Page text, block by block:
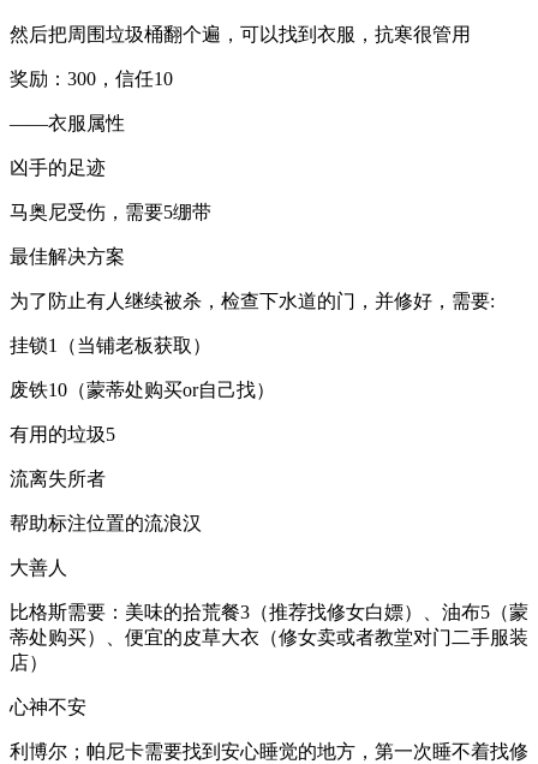
然后把周围垃圾桶翻个遍，可以找到衣服，抗寒很管用
奖励：300，信任10
——衣服属性
凶手的足迹
马奥尼受伤，需要5绷带
最佳解决方案
为了防止有人继续被杀，检查下水道的门，并修好，需要:
挂锁1（当铺老板获取）
废铁10（蒙蒂处购买or自己找）
有用的垃圾5
流离失所者
帮助标注位置的流浪汉
大善人
比格斯需要：美味的拾荒餐3（推荐找修女白嫖）、油布5（蒙
蒂处购买）、便宜的皮草大衣（修女卖或者教堂对门二手服装
店）
心神不安
利博尔；帕尼卡需要找到安心睡觉的地方，第一次睡不着找修